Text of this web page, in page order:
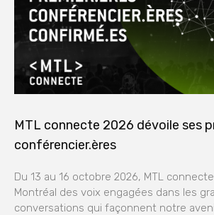
MTL connecte 2026 dévoile ses
conférencier.ères
Du 13 au 16 octobre 2026, MTL
Montréal des voix engagées dans les
conversations qui façonnent notre